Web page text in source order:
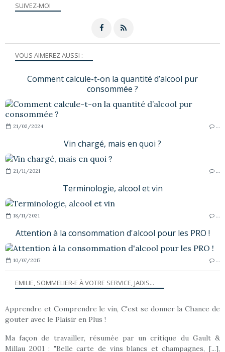
SUIVEZ-MOI
VOUS AIMEREZ AUSSI :
Comment calcule-t-on la quantité d’alcool pur
consommée ?
21/02/2024
Vin chargé, mais en quoi ?
21/11/2021
Terminologie, alcool et vin
18/11/2021
Attention à la consommation d'alcool pour les PRO !
10/07/2017
EMILIE, SOMMELIER-E À VOTRE SERVICE, JADIS...
Apprendre et Comprendre le vin, C'est se donner la Chance de
gouter avec le Plaisir en Plus !
Ma façon de travailler, résumée par un critique du Gault &
Millau 2001 : "Belle carte de vins blancs et champagnes, [...],